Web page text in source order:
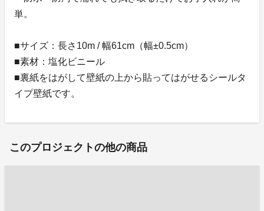
単。
■サイズ：長さ10m / 幅61cm（幅±0.5cm）
■素材：塩化ビニール
■裏紙をはがして壁紙の上から貼ってはがせるシールタ
イプ壁紙です。
このプロジェクトの他の商品